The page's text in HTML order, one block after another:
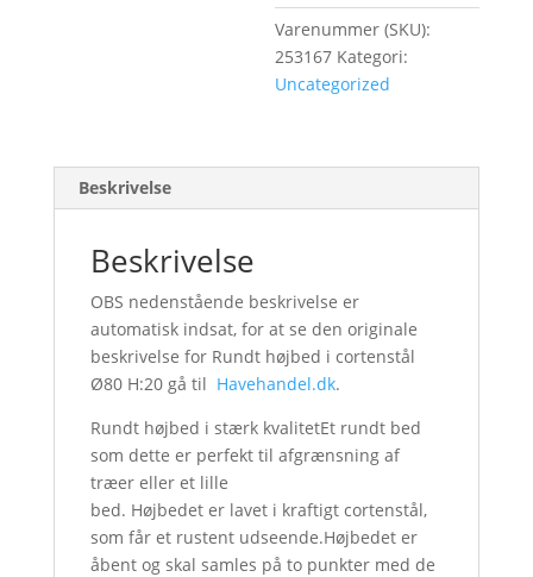
Varenummer (SKU):
253167 Kategori:
Uncategorized
Beskrivelse
Beskrivelse
OBS nedenstående beskrivelse er
automatisk indsat, for at se den originale
beskrivelse for Rundt højbed i cortenstål
Ø80 H:20 gå til Havehandel.dk.
Rundt højbed i stærk kvalitetEt rundt bed
som dette er perfekt til afgrænsning af
træer eller et lille
bed. Højbedet er lavet i kraftigt cortenstål,
som får et rustent udseende.Højbedet er
åbent og skal samles på to punkter med de